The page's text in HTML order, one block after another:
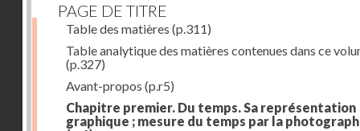
PAGE DE TITRE
Table des matières (p.311)
Table analytique des matières contenues dans ce
(p.327)
Avant-propos (p.r5)
Chapitre premier. Du temps. Sa représentation
graphique ; mesure du temps par la